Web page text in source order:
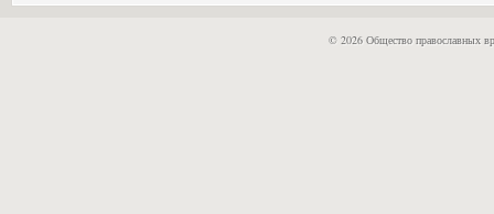
© 2026 Общество православных